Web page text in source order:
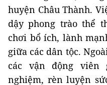
huyện Châu Thành.
dậy phong trào thể
chơi bổ ích, lành
giữa các dân tộc.
các vận động
nghiệm, rèn luyện